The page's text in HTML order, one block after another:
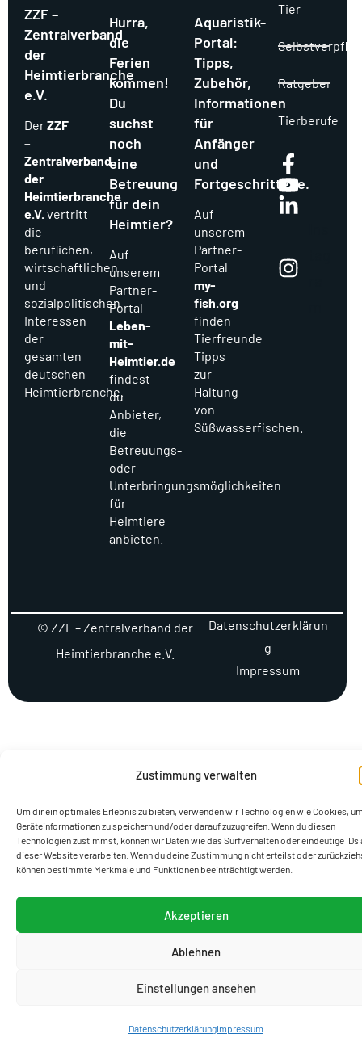
Zustimmung verwalten
Um dir ein optimales Erlebnis zu bieten, verwenden wir Technologien wie Cookies,
Geräteinformationen zu speichern und/oder darauf zuzugreifen. Wenn du diesen
Technologien zustimmst, können wir Daten wie das Surfverhalten oder eindeutige IDs
dieser Website verarbeiten. Wenn du deine Zustimmung nicht erteilst oder
können bestimmte Merkmale und Funktionen beeinträchtigt werden.
Akzeptieren
Ablehnen
Einstellungen ansehen
DatenschutzerklärungImpressum
ZZF –
Zentralverband
der
Heimtierbranche
e.V.
DerZZF
–
Zentralverband
der
Heimtierbranche
e.V.vertritt
die
beruflichen,
wirtschaftlichen
und
sozialpolitischen
Interessen
der
gesamten
deutschen
Heimtierbranche.
Hurra,
die
Ferien
kommen!
Du
suchst
noch
eine
Betreuung
für dein
Heimtier?
Auf
unserem
Partner-
Portal
Leben-
mit-
Heimtier.de
findest
du
Anbieter,
die
Betreuungs-
oder
Unterbringungsmöglichkeiten
für
Heimtiere
anbieten.
Aquaristik-
Portal:
Tipps,
Zubehör,
Informationen
für
Anfänger
und
Fortgeschrittene.
Auf
unserem
Partner-
Portal
my-
fish.org
finden
Tierfreunde
Tipps
zur
Haltung
von
Süßwasserfischen.
Tier
Ratgeber
Tierberufe
© ZZF – Zentralverband der
Heimtierbranche e.V.
Datenschutzerklärun
g
Impressum